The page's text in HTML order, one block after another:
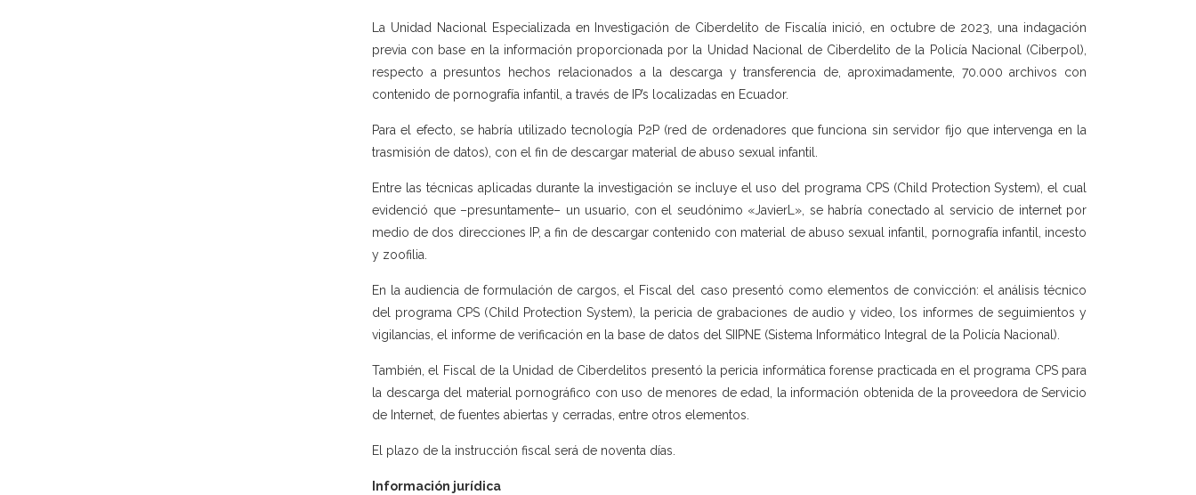
La Unidad Nacional Especializada en Investigación de Ciberdelito de Fiscalía inició, en octubre de 2023, una indagación
previa con base en la información proporcionada por la Unidad Nacional de Ciberdelito de la Policía Nacional (Ciberpol),
respecto a presuntos hechos relacionados a la descarga y transferencia de, aproximadamente, 70.000 archivos con
contenido de pornografía infantil, a través de IP’s localizadas en Ecuador.
Para el efecto, se habría utilizado tecnología P2P (red de ordenadores que funciona sin servidor fijo que intervenga en la
trasmisión de datos), con el fin de descargar material de abuso sexual infantil.
Entre las técnicas aplicadas durante la investigación se incluye el uso del programa CPS (Child Protection System), el cual
evidenció que –presuntamente– un usuario, con el seudónimo «JavierL», se habría conectado al servicio de internet por
medio de dos direcciones IP, a fin de descargar contenido con material de abuso sexual infantil, pornografía infantil, incesto
y zoofilia.
En la audiencia de formulación de cargos, el Fiscal del caso presentó como elementos de convicción: el análisis técnico
del programa CPS (Child Protection System), la pericia de grabaciones de audio y video, los informes de seguimientos y
vigilancias, el informe de verificación en la base de datos del SIIPNE (Sistema Informático Integral de la Policía Nacional).
También, el Fiscal de la Unidad de Ciberdelitos presentó la pericia informática forense practicada en el programa CPS para
la descarga del material pornográfico con uso de menores de edad, la información obtenida de la proveedora de Servicio
de Internet, de fuentes abiertas y cerradas, entre otros elementos.
El plazo de la instrucción fiscal será de noventa días.
Información jurídica